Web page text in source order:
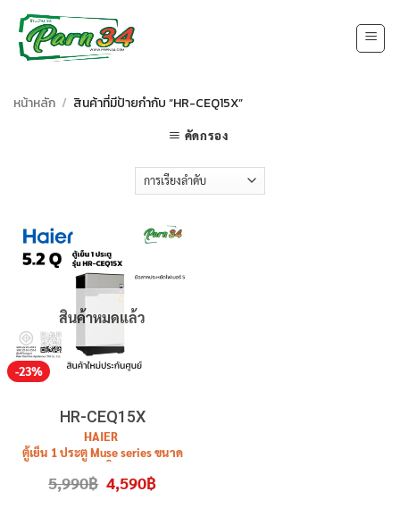
content
หน้าหลัก / สินค้าที่มีป้ายกำกับ “HR-CEQ15X”
คัดกรอง
-23%
สินค้าหมดแล้ว
HR-CEQ15X
HAIER
ตู้เย็น 1 ประตู Muse series ขนาด
5.2 คิว
HR-CEQ15Xสีเทาเงิน สินค้าใหม่
5,990฿ Original
price
4,590฿Current
price